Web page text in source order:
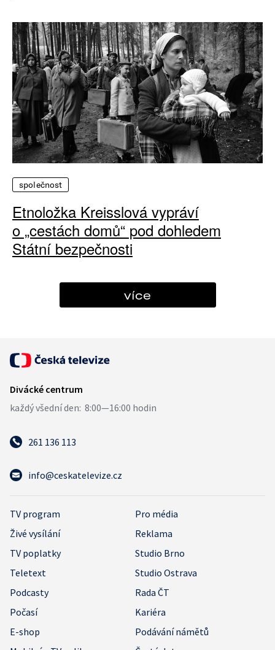
společnost
Etnoložka Kreisslová vypráví
o „cestách domů“ pod dohledem
Státní bezpečnosti
více
261 136 113
info@ceskatelevize.cz
TV program
Pro média
Živé vysílání
Reklama
TV poplatky
Studio Brno
Teletext
Studio Ostrava
Podcasty
Rada ČT
Počasí
Kariéra
E-shop
Podávání námětů